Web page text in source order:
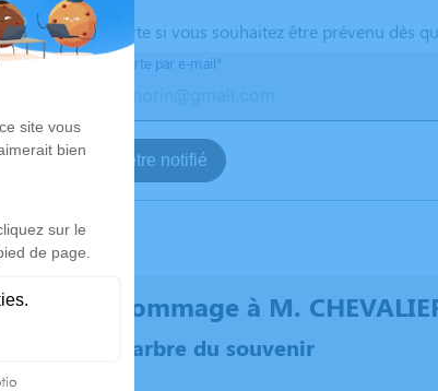
Activez une alerte si vous souhaitez être prévenu dès
Recevoir une alerte par e-mail*
Je veux être notifié
Rendez hommage à M.
Plantez un arbre du souvenir